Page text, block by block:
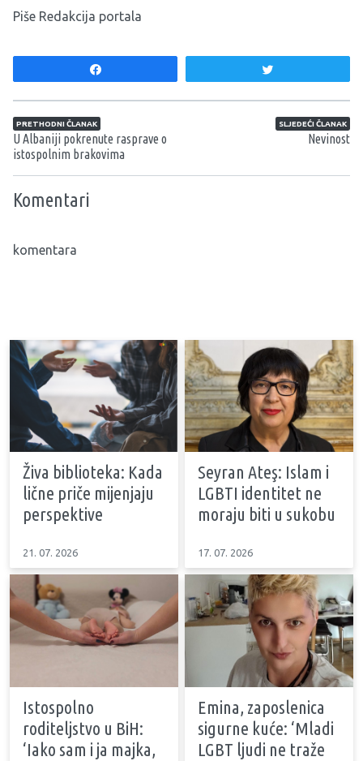
Piše Redakcija portala
Navigacija članaka
PRETHODNI ČLANAK
U Albaniji pokrenute rasprave o
istospolnim brakovima
SLJEDEĆI ČLANAK
Nevinost
Komentari
komentara
Živa biblioteka: Kada
lične priče mijenjaju
perspektive
21. 07. 2026
Seyran Ateş: Islam i
LGBTI identitet ne
moraju biti u sukobu
17. 07. 2026
Istospolno
roditeljstvo u BiH:
‘Iako sam i ja majka,
Emina, zaposlenica
sigurne kuće: ‘Mladi
LGBT ljudi ne traže